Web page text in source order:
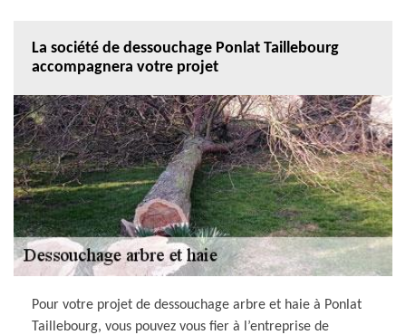
La société de dessouchage Ponlat Taillebourg
accompagnera votre projet
Pour votre projet de dessouchage arbre et haie à Ponlat
Taillebourg, vous pouvez vous fier à l’entreprise de